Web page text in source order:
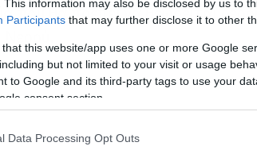
This information may also be disclosed by us to
Participants that may further disclose it to other
that this website/app uses one or more Google
but not limited to your visit or usage
to Google and its third-party tags to use your
consent section.
Data Processing Opt Outs
που θα πρέπει να θεωρείται